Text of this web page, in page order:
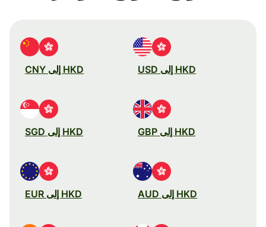
HKD إلى USD HKD إلى CNY
HKD إلى GBP HKD إلى SGD
HKD إلى AUD HKD إلى EUR